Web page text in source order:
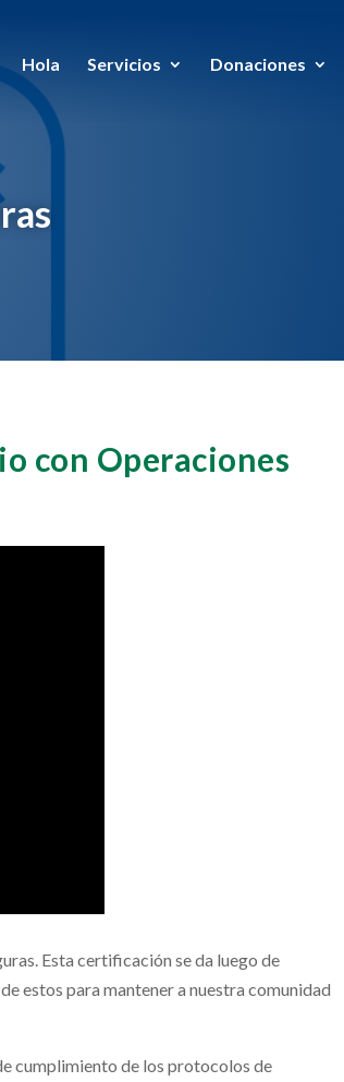
Hola Servicios Donaciones
con Operaciones
Esta certificación se da luego de
estos para mantener a nuestra comunidad
cumplimiento de los protocolos de